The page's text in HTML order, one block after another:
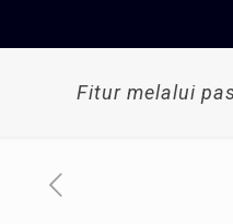
Fitur melalui